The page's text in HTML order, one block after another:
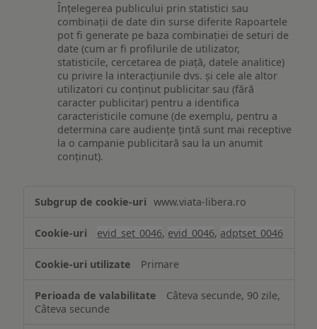
Înțelegerea publicului prin statistici sau
combinații de date din surse diferite Rapoartele
pot fi generate pe baza combinației de seturi de
date (cum ar fi profilurile de utilizator,
statisticile, cercetarea de piață, datele analitice)
cu privire la interacțiunile dvs. și cele ale altor
utilizatori cu conținut publicitar sau (fără
caracter publicitar) pentru a identifica
caracteristicile comune (de exemplu, pentru a
determina care audiențe țintă sunt mai receptive
la o campanie publicitară sau la un anumit
conținut).
www.viata-libera.ro
evid_set_0046, evid_0046, adptset_0046
Primare
Câteva secunde, 90 zile,
Câteva secunde